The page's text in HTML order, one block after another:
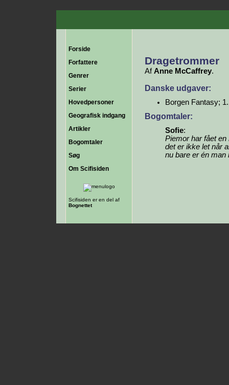
Forside
Forfattere
Genrer
Serier
Hovedpersoner
Geografisk indgang
Artikler
Bogomtaler
Søg
Om Scifisiden
Scifisiden er en del af
Bognettet
Dragetrommer
AfAnne McCaffrey.
Danske udgaver:
Borgen Fantasy;
Bogomtaler:
Sofie:
Piemor har fået
det er ikke let når
nu bare er én